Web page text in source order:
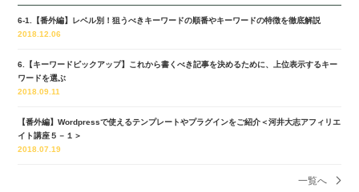
6-1.【番外編】レベル別！狙うべきキーワードの順番やキーワードの特徴を徹底解説
2018.12.06
6.【キーワードピックアップ】これから書くべき記事を決めるために、上位表示するキー
ワードを選ぶ
2018.09.11
【番外編】Wordpressで使えるテンプレートやプラグインをご紹介＜河井大志アフィリエ
イト講座５－１＞
2018.07.19
一覧へ